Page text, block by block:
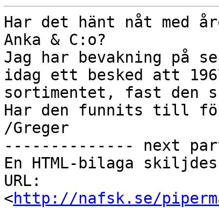
Har det hänt nåt med
Anka & C:o?
Jag har bevakning på
idag ett besked att
sortimentet, fast den
Har den funnits till
/Greger
-------------- next
En HTML-bilaga
URL:
<http://nafsk.se/